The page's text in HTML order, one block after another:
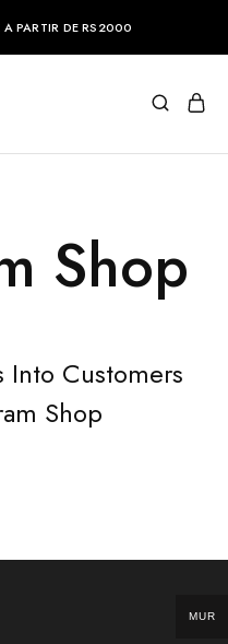
PARTIR DE RS2000
Shop
Into Customers
Shop
MUR